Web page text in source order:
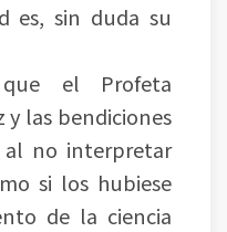
es, sin duda su
el Profeta
y las bendiciones
al no interpretar
si los hubiese
de la ciencia